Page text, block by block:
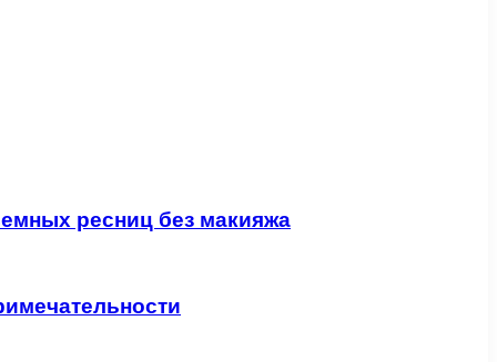
ресниц без макияжа